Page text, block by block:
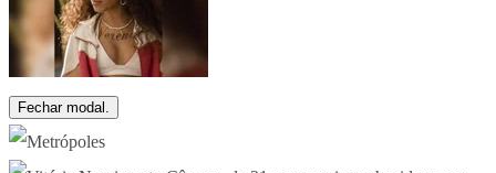
Fechar modal.